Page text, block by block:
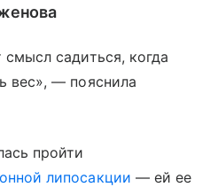
садиться, когда
вес», — пояснила
пройти
липосакции — ей ее